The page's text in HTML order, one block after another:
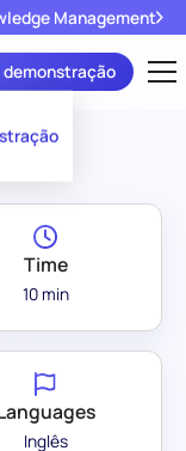
Management
demonstração
Time
10 min
Inglês